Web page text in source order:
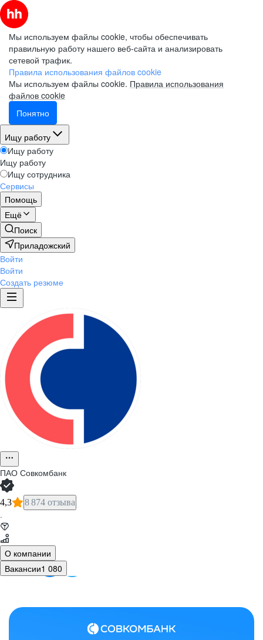
Мы используем файлы cookie, чтобы обеспечивать
правильную работу нашего веб-сайта и анализировать
сетевой трафик.
Правила использования файлов cookie
Мы используем файлы cookie. Правила использования
файлов cookie
Понятно
Ищу работу
Ищу работу
Ищу работу
Ищу сотрудника
Сервисы
Помощь
Ещё
Поиск
Приладожский
Войти
Войти
Создать резюме
ПАО Совкомбанк
4,3 8 874 отзыва
·
О компании
Вакансии1 080